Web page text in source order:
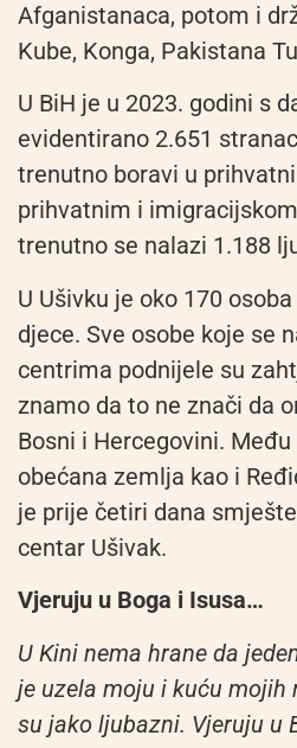
Afganistanaca, potom i
Kube, Konga, Pakistana
U BiH je u 2023. godini s
evidentirano 2.651
trenutno boravi u
prihvatnim i
trenutno se nalazi 1.188
U Ušivku je oko 170
djece. Sve osobe koje se
centrima podnijele su
znamo da to ne znači da
Bosni i Hercegovini.
obećana zemlja kao i
je prije četiri dana
centar Ušivak.
Vjeruju u Boga i Isusa…
U Kini nema hrane da
je uzela moju i kuću mojih
su jako ljubazni. Vjeruju u